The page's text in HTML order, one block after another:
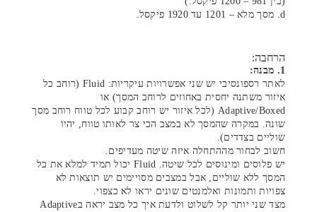
d. מסך מלא – 1201 עד 1920 פיקסל.
הרחבה:
1. מבנה:
לאתר רספונסיבי יש שני אפשרויות עיקריות: Fluid (רוחב כל
איזור משתנה יחסית באחוזים לרוחב המסך) או
Adaptive/Boxed (לכל איזור יש רוחב קבוע לכל טווח רוחב מסך
שונה. במקרה שהמסך לא במצב הכי צר לאותו טווח, יהיו
שוליים בצדדים).
חשוב לבחור מההתחלה איזה שיטה מעדיפים.
יש פלוסים ומינוסים לכל שיטה. Fluid יכול תמיד למלא את כל
המסך ללא שוליים, אבל במצבים מסויימים יש תוצאות לא
צפויות ותמונות ואלמנטים שונים יראו לא כצפוי.
מצד שני יותר קל לשלוט ולדעת איך כל מצב יראה בAdaptive